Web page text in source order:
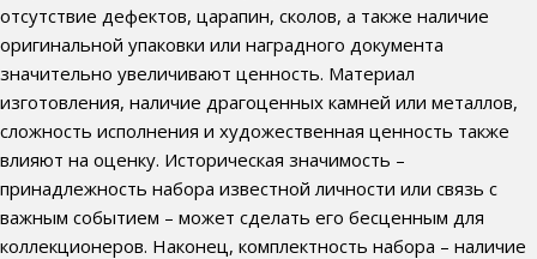
отсутствие дефектов, царапин, сколов, а также наличие
оригинальной упаковки или наградного документа
значительно увеличивают ценность. Материал
изготовления, наличие драгоценных камней или металлов,
сложность исполнения и художественная ценность также
влияют на оценку. Историческая значимость –
принадлежность набора известной личности или связь с
важным событием – может сделать его бесценным для
коллекционеров. Наконец, комплектность набора – наличие